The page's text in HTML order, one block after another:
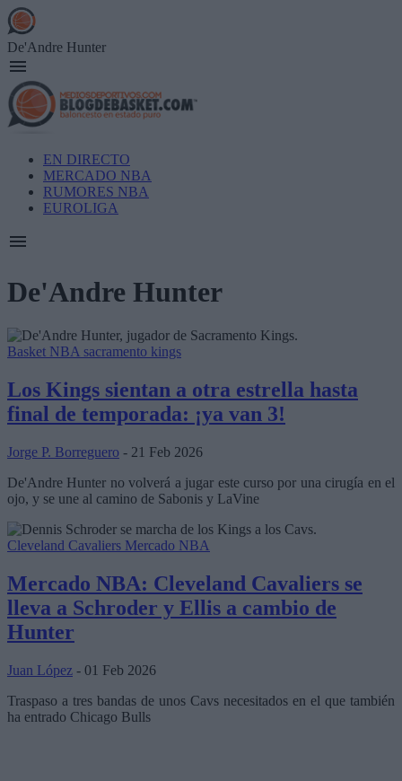
Skip
to
main
content
De'Andre Hunter
Main
navigation
EN DIRECTO
MERCADO NBA
RUMORES NBA
EUROLIGA
De'Andre Hunter
Basket NBA sacramento kings
Los Kings sientan a otra estrella hasta
final de temporada: ¡ya van 3!
Jorge P. Borreguero - 21 Feb 2026
De'Andre Hunter no volverá a jugar este curso por una cirugía en el
ojo, y se une al camino de Sabonis y LaVine
Cleveland Cavaliers Mercado NBA
Mercado NBA: Cleveland Cavaliers se
lleva a Schroder y Ellis a cambio de
Hunter
Juan López - 01 Feb 2026
Traspaso a tres bandas de unos Cavs necesitados en el que también
ha entrado Chicago Bulls